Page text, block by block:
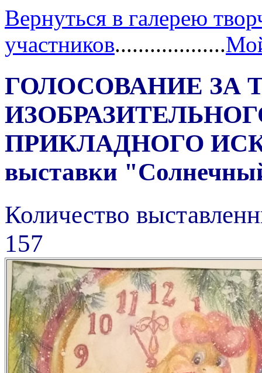
Вернуться в галерею
участников...................
ГОЛОСОВАНИЕ ЗА
ПРИКЛАДНОГО
выставки
Количество
157